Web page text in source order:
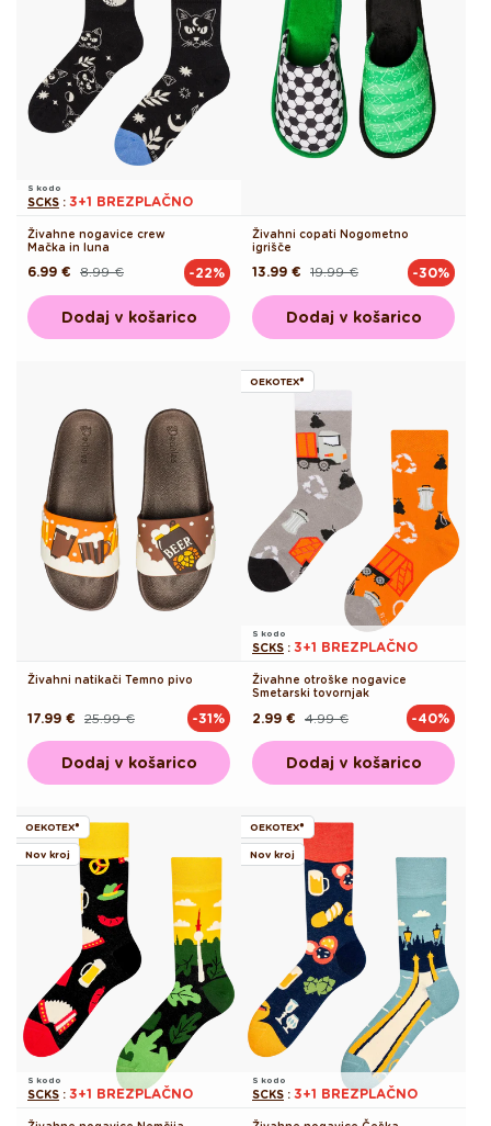
S kodo
SCKS : 3+1 BREZPLAČNO
Živahne nogavice crew
Mačka in luna
Redna 8.99 €
Akcijska
6.99 € -22%
Dodaj v košarico
Živahni copati Nogometno
igrišče
Redna
19.99 €
Akcijska
13.99 € -30%
Dodaj v košarico
Živahni natikači Temno pivo
Redna
25.99 €
Akcijska
17.99 € -31%
Dodaj v košarico
OEKOTEX®
S kodo
SCKS : 3+1 BREZPLAČNO
Živahne otroške nogavice
Smetarski tovornjak
Redna 4.99 €
Akcijska
2.99 € -40%
Dodaj v košarico
OEKOTEX®
Nov kroj
S kodo
SCKS : 3+1 BREZPLAČNO
OEKOTEX®
Nov kroj
S kodo
SCKS : 3+1 BREZPLAČNO